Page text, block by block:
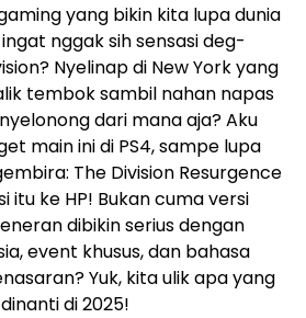
yang bikin kita lupa dunia
nggak sih sensasi deg-
Nyelinap di New York yang
tembok sambil nahan napas
dari mana aja? Aku
main ini di PS4, sampe lupa
The Division Resurgence
itu ke HP! Bukan cuma versi
dibikin serius dengan
event khusus, dan bahasa
Yuk, kita ulik apa yang
di 2025!